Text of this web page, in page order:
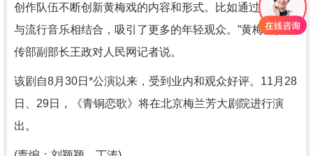
创作队伍不断创新黄梅戏的内容和形式。比如通过将唱腔
与流行音乐相结合，吸引了更多的年轻观众。”黄梅县委宣
传部副部长王政对人民网记者说。
该剧自8月30日*公演以来，受到业内和观众好评。11月28
日、29日，《青铜恋歌》将在北京梅兰芳大剧院进行演
出。